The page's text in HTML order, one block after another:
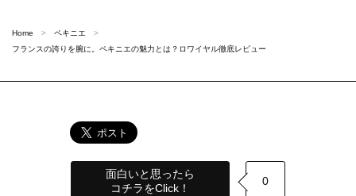
Home
ペキニエ
フランスの誇りを腕に。ペキニエの魅力とは？ロワイヤル徹底レビュー
面白いと思ったら
コチラをClick！
0